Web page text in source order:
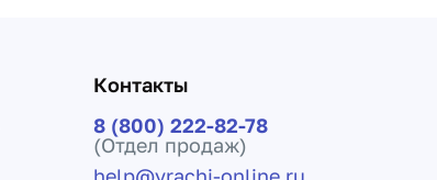
Контакты
8 (800) 222-82-78
(Отдел продаж)